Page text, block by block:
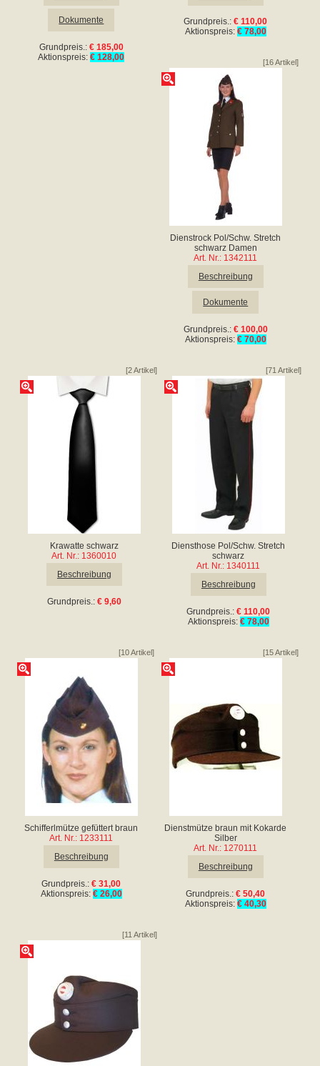
Dokumente
Grundpreis.: € 185,00
Aktionspreis:€ 128,00
Grundpreis.:€ 110,00
Aktionspreis: € 78,00
[16 Artikel]
Dienstrock Pol/Schw. Stretch
schwarz Damen
Art. Nr.: 1342111
Beschreibung
Dokumente
Grundpreis.: € 100,00
Aktionspreis: € 70,00
[2 Artikel]
Krawatte schwarz
Art. Nr.: 1360010
Beschreibung
Grundpreis.: € 9,60
[71 Artikel]
Diensthose Pol/Schw. Stretch
schwarz
Art. Nr.: 1340111
Beschreibung
Grundpreis.:€ 110,00
Aktionspreis: € 78,00
[10 Artikel]
Schifferlmütze gefüttert braun
Art. Nr.: 1233111
Beschreibung
Grundpreis.:€ 31,00
Aktionspreis: € 26,00
[15 Artikel]
Dienstmütze braun mit Kokarde
Silber
Art. Nr.: 1270111
Beschreibung
Grundpreis.:€ 50,40
Aktionspreis: € 40,30
[11 Artikel]